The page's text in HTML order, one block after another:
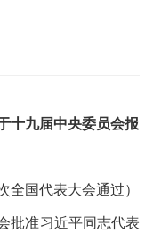
十九届中央委员会报
全国代表大会通过）
准习近平同志代表